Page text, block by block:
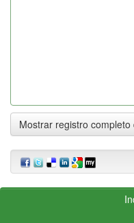
Mostrar registro completo